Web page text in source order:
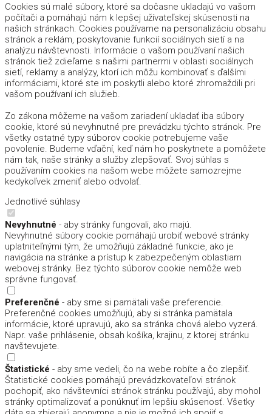
Cookies sú malé súbory, ktoré sa dočasne ukladajú vo vašom
počítači a pomáhajú nám k lepšej užívateľskej skúsenosti na
našich stránkach. Cookies používame na personalizáciu obsahu
stránok a reklám, poskytovanie funkcií sociálnych sietí a na
analýzu návštevnosti. Informácie o vašom používaní našich
stránok tiež zdieľame s našimi partnermi v oblasti sociálnych
sietí, reklamy a analýzy, ktorí ich môžu kombinovať s ďalšími
informáciami, ktoré ste im poskytli alebo ktoré zhromaždili pri
vašom používaní ich služieb.
Zo zákona môžeme na vašom zariadení ukladať iba súbory
cookie, ktoré sú nevyhnutné pre prevádzku týchto stránok. Pre
všetky ostatné typy súborov cookie potrebujeme vaše
povolenie. Budeme vďační, keď nám ho poskytnete a pomôžete
nám tak, naše stránky a služby zlepšovať. Svoj súhlas s
používaním cookies na našom webe môžete samozrejme
kedykoľvek zmeniť alebo odvolať.
Jednotlivé súhlasy
Nevyhnutné - aby stránky fungovali, ako majú.
Nevyhnutné súbory cookie pomáhajú urobiť webové stránky
uplatniteľnými tým, že umožňujú základné funkcie, ako je
navigácia na stránke a prístup k zabezpečeným oblastiam
webovej stránky. Bez týchto súborov cookie nemôže web
správne fungovať.
Preferenčné - aby sme si pamätali vaše preferencie.
Preferenčné cookies umožňujú, aby si stránka pamätala
informácie, ktoré upravujú, ako sa stránka chová alebo vyzerá.
Napr. vaše prihlásenie, obsah košíka, krajinu, z ktorej stránku
navštevujete.
Štatistické - aby sme vedeli, čo na webe robíte a čo zlepšiť.
Štatistické cookies pomáhajú prevádzkovateľovi stránok
pochopiť, ako návštevníci stránok stránku používajú, aby mohol
stránky optimalizovať a ponúknuť im lepšiu skúsenosť. Všetky